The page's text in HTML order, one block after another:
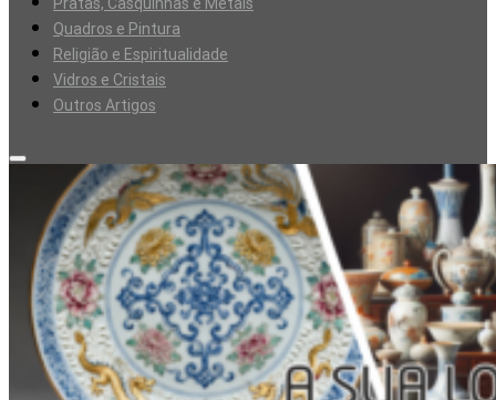
Quadros e Pintura
Religião e Espiritualidade
Vidros e Cristais
Outros Artigos